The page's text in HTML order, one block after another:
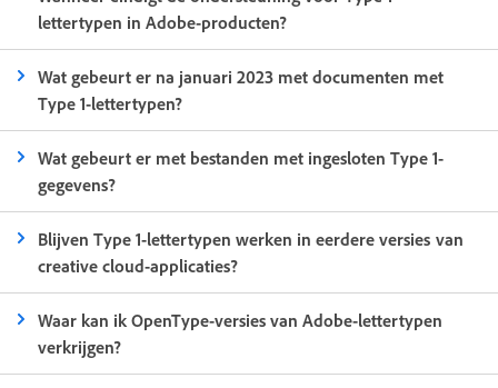
lettertypen in Adobe-producten?
Wat gebeurt er na januari 2023 met documenten met
Type 1-lettertypen?
Wat gebeurt er met bestanden met ingesloten Type 1-
gegevens?
Blijven Type 1-lettertypen werken in eerdere versies van
creative cloud-applicaties?
Waar kan ik OpenType-versies van Adobe-lettertypen
verkrijgen?